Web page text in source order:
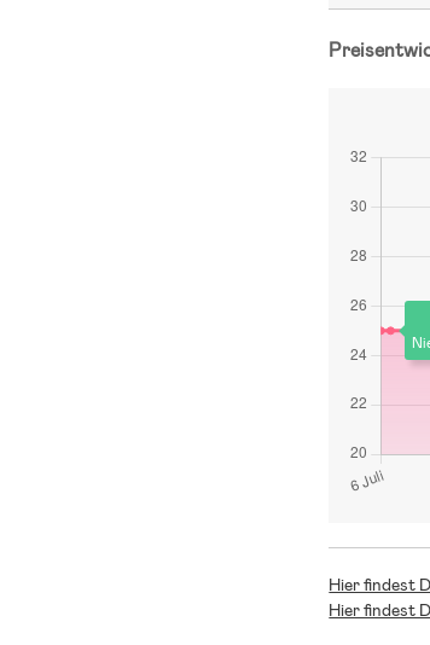
Hier findest
Hier findest